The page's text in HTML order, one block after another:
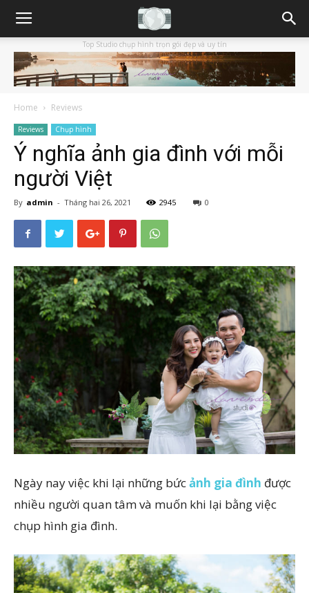
Top Studio chụp hình trọn gói đẹp và uy tín
Home Reviews
Reviews Chụp hình
Ý nghĩa ảnh gia đình với mỗi
người Việt
By admin - Tháng hai 26, 2021 2945 0
Ngày nay việc khi lại những bứcảnh gia đình được
nhiều người quan tâm và muốn khi lại bằng việc
chụp hình gia đình.